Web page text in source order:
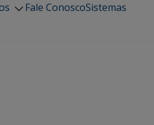
Fale ConoscoSistemas